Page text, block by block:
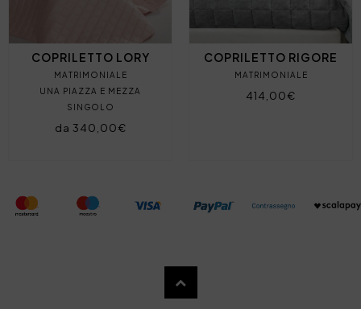
COPRILETTO LORY
MATRIMONIALE
UNA PIAZZA E MEZZA
SINGOLO
da 340,00€
COPRILETTO RIGORE
MATRIMONIALE
414,00€